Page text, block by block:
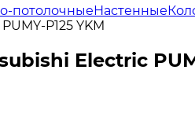
потолочныеНастенные
P125 YKM
Electric